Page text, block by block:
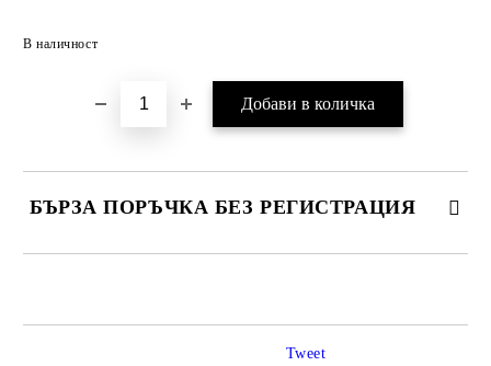
В наличност
БЪРЗА ПОРЪЧКА БЕЗ РЕГИСТРАЦИЯ
Tweet